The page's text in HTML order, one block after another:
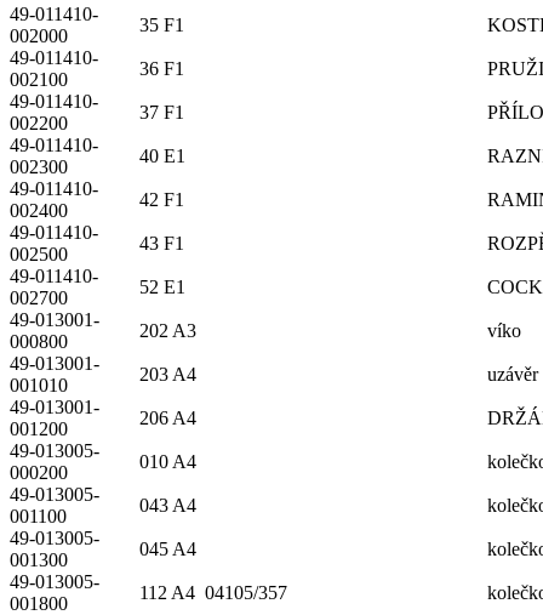
49-011410-
002000
35 F1
49-011410-
002100
36 F1
49-011410-
002200
37 F1
49-011410-
002300
40 E1
49-011410-
002400
42 F1
49-011410-
002500
43 F1
49-011410-
002700
52 E1
49-013001-
000800
202 A3
víko
49-013001-
001010
203 A4
uzávěr
49-013001-
001200
206 A4
49-013005-
000200
010 A4
49-013005-
001100
043 A4
49-013005-
001300
045 A4
49-013005-
001800
112 A4 04105/357